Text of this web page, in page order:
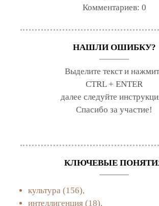
Комментариев: 0
НАШЛИ ОШИБКУ?
Выделите текст и
CTRL + ENTER
далее следуйте
Спасибо за участие!
КЛЮЧЕВЫЕ
культура (156),
интеллигенция (18),